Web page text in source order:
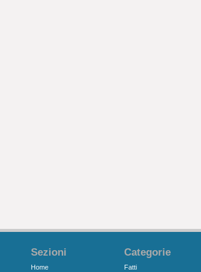
Sezioni
Home
Categorie
Fatti